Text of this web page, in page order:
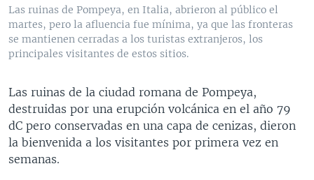
Las ruinas de Pompeya, en Italia, abrieron al público el
martes, pero la afluencia fue mínima, ya que las fronteras
se mantienen cerradas a los turistas extranjeros, los
principales visitantes de estos sitios.
Las ruinas de la ciudad romana de Pompeya,
destruidas por una erupción volcánica en el año 79
dC pero conservadas en una capa de cenizas, dieron
la bienvenida a los visitantes por primera vez en
semanas.